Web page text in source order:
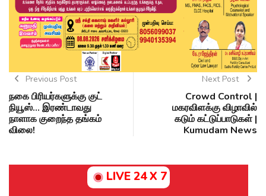
Previous Post
நகை பிரியர்களுக்கு குட்
நியூஸ்... இரண்டாவது
நாளாக குறைந்த தங்கம்
விலை!
Next Post
Crowd Control |
மகரவிளக்கு விழாவில்
கடும் கட்டுப்பாடுகள் |
Kumudam News
LIVE 24 X 7